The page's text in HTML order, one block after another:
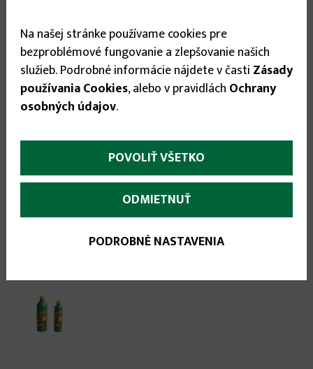
0.69 €

Odporúčané príslušenstvo:
Na našej stránke používame cookies pre
bezproblémové fungovanie a zlepšovanie našich
služieb. Podrobné informácie nájdete v časti Zásady
používania Cookies, alebo v pravidlách Ochrany
osobných údajov.
POVOLIŤ VŠETKO
ODMIETNUŤ
PODROBNÉ NASTAVENIA